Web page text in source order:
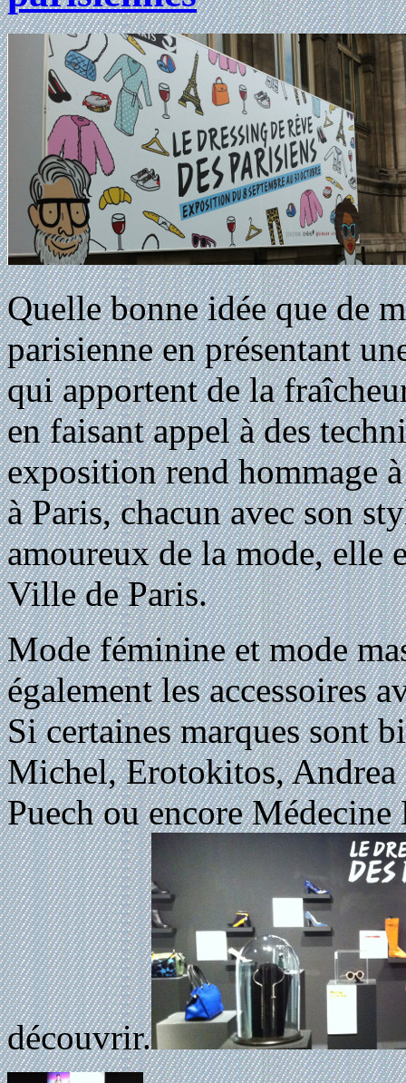
Quelle bonne idée que de
parisienne en présentant
qui apportent de la
en faisant appel à des
exposition rend hommage
à Paris, chacun avec son
amoureux de la mode, elle
Ville de Paris.
Mode féminine et mode
également les accessoires
Si certaines marques sont
Michel, Erotokitos,
Puech ou encore Médecine
découvrir.